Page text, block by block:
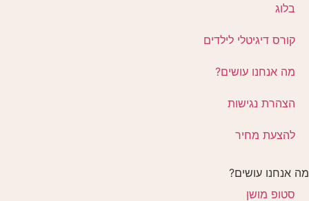
בלוג
קורס דיגיטלי לילדים
מה אנחנו עושים?
הצהרת נגישות
להצעת מחיר
מה אנחנו עושים?
סטופ מושן